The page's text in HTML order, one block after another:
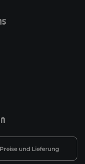
Preise und Lieferung